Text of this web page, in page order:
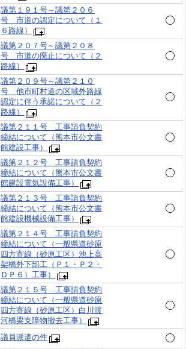
議第１９１号～議第２０６
号 市道の認定について（１
６路線）
議第２０７号～議第２０８
号 市道の廃止について（２
路線）
議第２０９号～議第２１０
号 他市町村道の区域外路線
認定に伴う承諾について（２
路線）
議第２１１号 工事請負契約
締結について（熊本市公文書
館建設工事）
議第２１２号 工事請負契約
締結について（熊本市公文書
館建設電気設備工事）
議第２１３号 工事請負契約
締結について（熊本市公文書
館建設機械設備工事）
議第２１４号 工事請負契約
締結について（一般県道砂原
四方寄線（砂原工区）池上高
架橋外下部工（Ｐ１・Ｐ２・
ＤＰ６）工事）
議第２１５号 工事請負契約
締結について（一般県道砂原
四方寄線（砂原工区）白川渡
河橋梁支障物撤去工事）
議員派遣の件